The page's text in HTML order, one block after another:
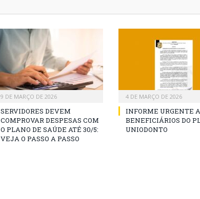
9 DE MARÇO DE 2026
SERVIDORES DEVEM
COMPROVAR DESPESAS COM
O PLANO DE SAÚDE ATÉ 30/5:
VEJA O PASSO A PASSO
4 DE MARÇO DE 2026
INFORME URGENTE
BENEFICIÁRIOS DO
UNIODONTO